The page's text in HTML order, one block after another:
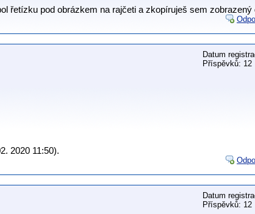
řetízku pod obrázkem na rajčeti a zkopíruješ sem zobrazený
Datum
Příspěvků: 12
2020 11:50).
Datum
Příspěvků: 12